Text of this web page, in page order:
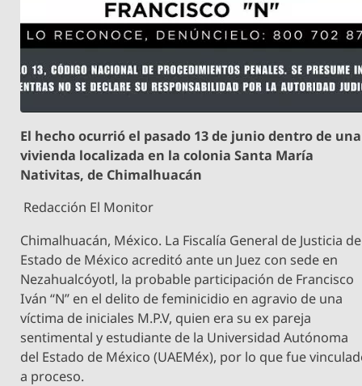
El hecho ocurrió el pasado 13 de junio dentro de una
vivienda localizada en la colonia Santa María
Nativitas, de Chimalhuacán
Redacción El Monitor
Chimalhuacán, México. La Fiscalía General de Justicia
Estado de México acreditó ante un Juez con sede en
Nezahualcóyotl, la probable participación de Francisco
Iván “N” en el delito de feminicidio en agravio de una
víctima de iniciales M.P.V, quien era su ex pareja
sentimental y estudiante de la Universidad Autónoma
del Estado de México (UAEMéx), por lo que fue
a proceso.